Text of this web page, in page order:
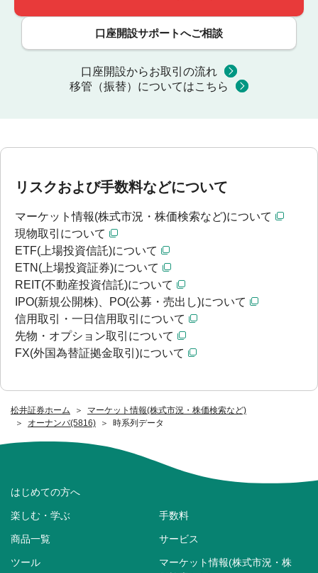
松井証券ホーム
マーケット情報(株式市況・株価検索など)
オーナンバ(5816)
時系列データ
口座開設サポートへご相談
口座開設からお取引の流れ
移管（振替）についてはこちら
リスクおよび手数料などについて
マーケット情報(株式市況・株価検索など)について
現物取引について
ETF(上場投資信託)について
ETN(上場投資証券)について
REIT(不動産投資信託)について
IPO(新規公開株)、PO(公募・売出し)について
信用取引・一日信用取引について
先物・オプション取引について
FX(外国為替証拠金取引)について
はじめての方へ
楽しむ・学ぶ 手数料
商品一覧 サービス
ツール
マーケット情報(株式市況・株